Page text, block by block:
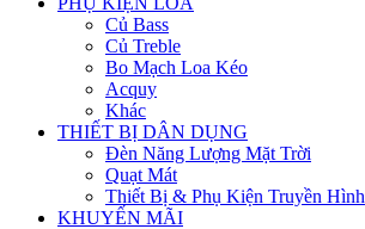
Củ Bass
Củ Treble
Bo Mạch Loa Kéo
Acquy
Khác
THIẾT BỊ DÂN DỤNG
Đèn Năng Lượng Mặt Trời
Quạt Mát
Thiết Bị & Phụ Kiện Truyền Hình
KHUYẾN MÃI